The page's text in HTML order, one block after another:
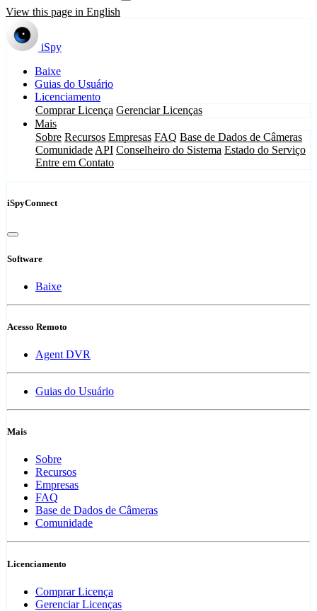
View this page in English
iSpy
Baixe
Guias do Usuário
Licenciamento
Comprar Licença Gerenciar Licenças
Mais
Sobre Recursos Empresas FAQ Base de Dados de Câmeras
Comunidade API Conselheiro do Sistema Estado do Serviço
Entre em Contato
iSpyConnect
Software
Baixe
Acesso Remoto
Agent DVR
Guias do Usuário
Mais
Sobre
Recursos
Empresas
FAQ
Base de Dados de Câmeras
Comunidade
Licenciamento
Comprar Licença
Gerenciar Licenças